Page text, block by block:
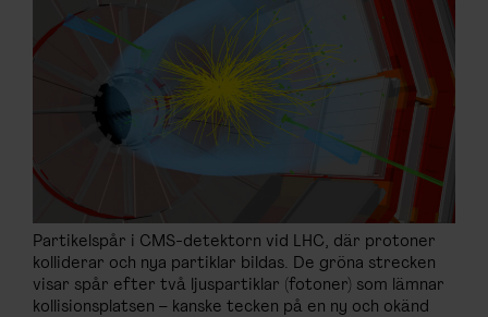
KONTAKTA F&F
SKRIV I F&F
PRENUMERERA PÅ F&F
ANNONSERA I F&F
OM F&F
Partikelspår i CMS-detektorn vid LHC, där protoner
kolliderar och nya partiklar bildas. De gröna strecken
visar spår efter två ljuspartiklar (fotoner) som lämnar
kollisionsplatsen – kanske tecken på en ny och okänd